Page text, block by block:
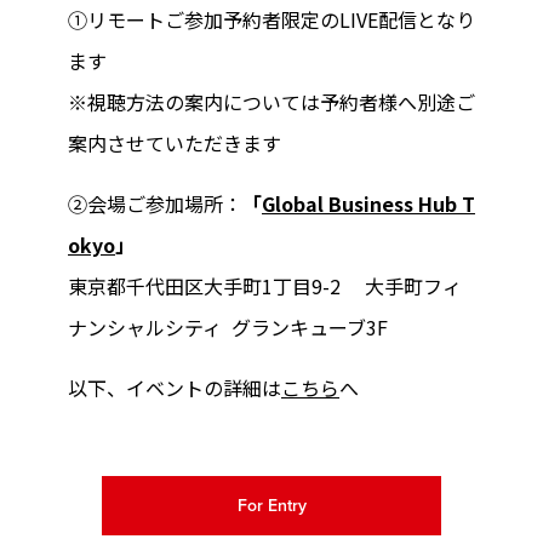
①リモートご参加予約者限定のLIVE配信となり
ます
※視聴方法の案内については予約者様へ別途ご
案内させていただきます
②会場ご参加場所： 「Global Business Hub T
okyo」
東京都千代田区大手町1丁目9-2 大手町フィ
ナンシャルシティ グランキューブ3F
以下、イベントの詳細はこちらへ
For Entry